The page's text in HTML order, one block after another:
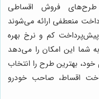
طرح‌های فروش اقساطی
منعطفی ارائه می‌شوند
کم و نرخ بهره
شما این امکان را می‌دهد
بهترین طرح را انتخاب
اقساط، صاحب خودرو